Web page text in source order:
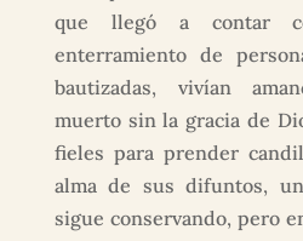
que llegó a contar
enterramiento de
bautizadas, vivían
muerto sin la gracia de
fieles para prender
alma de sus difuntos,
sigue conservando, pero